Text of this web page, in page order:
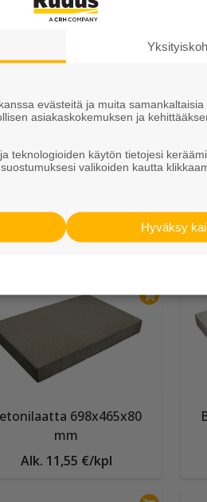
mm
698x465x80
mm
Alk. 11,55 €/kpl
evästeitä ja muita samankaltaisia
asiakaskokemuksen ja
teknologioiden käytön tietojesi
valikoiden kautta
Hyväksy